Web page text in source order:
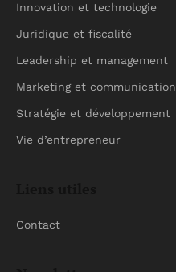
Innovation et technologie
Juridique et fiscalité
Leadership et management
Marketing et communication
Stratégie et développement
Vie d’entrepreneur
Contact